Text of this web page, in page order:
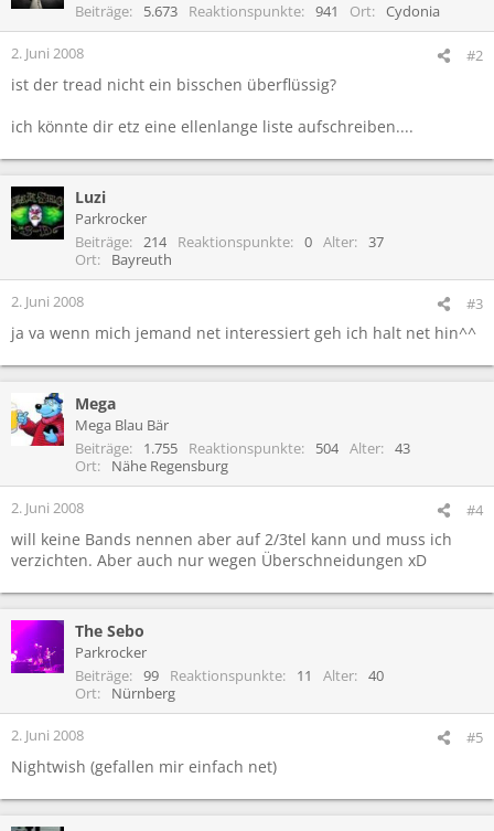
Beiträge
5.673 Reaktionspunkte 941 Ort Cydonia
2. Juni 2008 #2
ist der tread nicht ein bisschen überflüssig?
ich könnte dir etz eine ellenlange liste aufschreiben....
Luzi
Parkrocker
Beiträge
214 Reaktionspunkte 0 Alter
37
Ort
Bayreuth
2. Juni 2008 #3
ja va wenn mich jemand net interessiert geh ich halt net hin^^
Mega
Mega Blau Bär
Beiträge
1.755 Reaktionspunkte 504 Alter
43
Ort
Nähe Regensburg
2. Juni 2008 #4
will keine Bands nennen aber auf 2/3tel kann und muss ich
verzichten. Aber auch nur wegen Überschneidungen xD
The Sebo
Parkrocker
Beiträge
99 Reaktionspunkte 11 Alter
40
Ort
Nürnberg
2. Juni 2008 #5
Nightwish (gefallen mir einfach net)